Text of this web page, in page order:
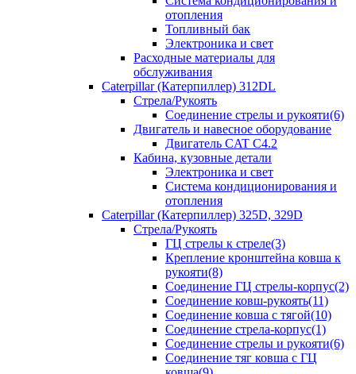
отопления
Топливный бак
Электроника и свет
Расходные материалы для
обслуживания
Caterpillar (Катерпиллер) 312DL
Стрела/Рукоять
Соединение стрелы и рукояти(6)
Двигатель и навесное оборудование
Двигатель CAT С4.2
Кабина, кузовные детали
Электроника и свет
Система кондиционирования и
отопления
Caterpillar (Катерпиллер) 325D, 329D
Стрела/Рукоять
ГЦ стрелы к стреле(3)
Крепление кронштейна ковша к
рукояти(8)
Соединение ГЦ стрелы-корпус(2)
Соединение ковш-рукоять(11)
Соединение ковша с тягой(10)
Соединение стрела-корпус(1)
Соединение стрелы и рукояти(6)
Соединение тяг ковша с ГЦ